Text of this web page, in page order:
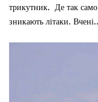
трикутник. Де так само
зникають літаки.